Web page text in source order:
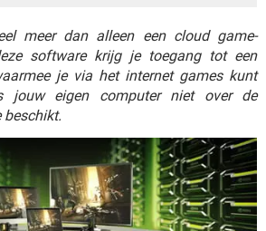
SNAPCHAT
meer dan alleen een cloud game-
software krijg je toegang tot een
je via het internet games kunt
jouw eigen computer niet over de
beschikt.